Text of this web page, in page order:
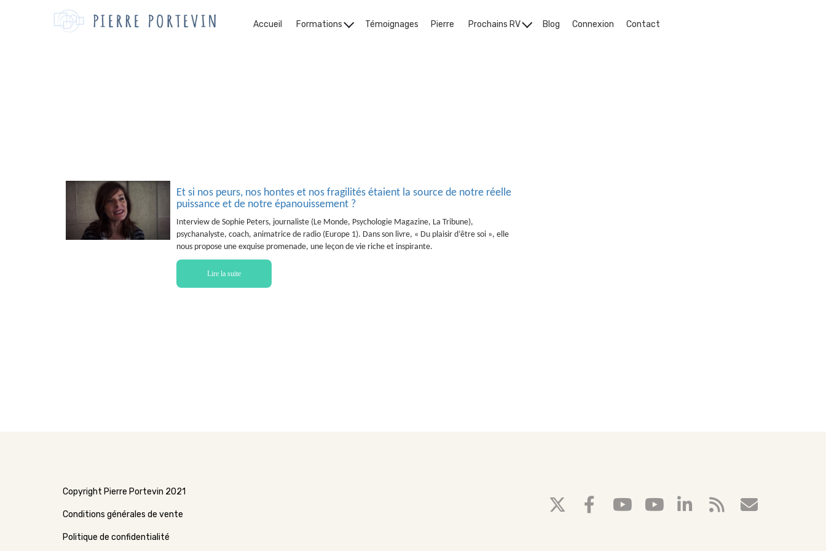
Accueil Formations Témoignages Pierre Prochains RV Blog Connexion Contact
Et si nos peurs, nos hontes et nos fragilités étaient la source de notre réelle
puissance et de notre épanouissement ?
Interview de Sophie Peters, journaliste (Le Monde, Psychologie Magazine, La Tribune),
psychanalyste, coach, animatrice de radio (Europe 1). Dans son livre, « Du plaisir d’être soi », elle
nous propose une exquise promenade, une leçon de vie riche et inspirante.
Lire la suite
Copyright Pierre Portevin 2021
Conditions générales de vente
Politique de confidentialité